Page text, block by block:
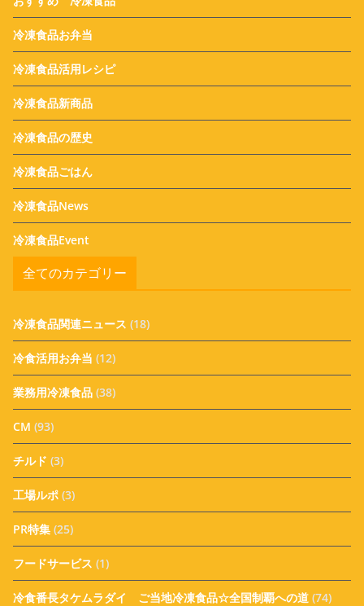
冷凍食品お弁当
冷凍食品活用レシピ
冷凍食品新商品
冷凍食品の歴史
冷凍食品ごはん
冷凍食品News
冷凍食品Event
全てのカテゴリー
冷凍食品関連ニュース (18)
冷食活用お弁当 (12)
業務用冷凍食品 (38)
CM (93)
チルド (3)
工場ルポ (3)
PR特集 (25)
フードサービス (1)
冷食番長タケムラダイ ご当地冷凍食品☆全国制覇への道 (74)